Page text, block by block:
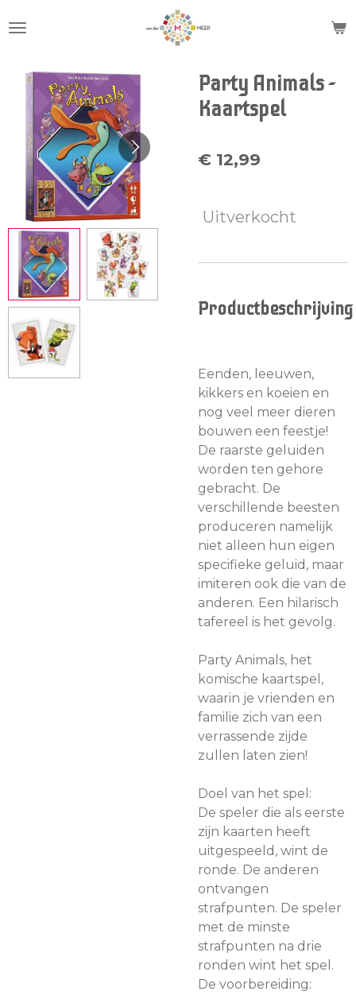
direct
hoofdinhoud
Party Animals -
Kaartspel
€ 12,99
Uitverkocht
Productbeschrijving
Eenden, leeuwen,
kikkers en koeien en
nog veel meer dieren
bouwen een feestje!
De raarste geluiden
worden ten gehore
gebracht. De
verschillende beesten
produceren namelijk
niet alleen hun eigen
specifieke geluid, maar
imiteren ook die van de
anderen. Een hilarisch
tafereel is het gevolg.
Party Animals, het
komische kaartspel,
waarin je vrienden en
familie zich van een
verrassende zijde
zullen laten zien!
Doel van het spel:
De speler die als eerste
zijn kaarten heeft
uitgespeeld, wint de
ronde. De anderen
ontvangen
strafpunten. De speler
met de minste
strafpunten na drie
ronden wint het spel.
De voorbereiding: